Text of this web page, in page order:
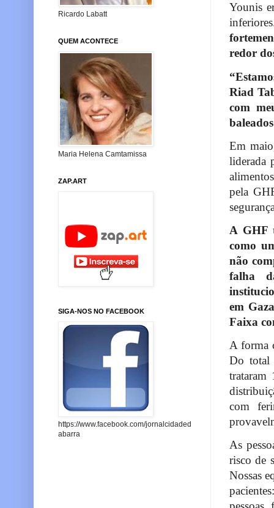
Younis
redor
Riad
com
Em
liderada
pela
A GHF
como
não
falha
em
Faixa
A forma
Do total
trataram
com
As
risco de
Nossas
Ricardo Labatt
QUEM ACONTECE
Maria Helena Camtamissa
ZAP.ART
SIGA-NOS NO FACEBOOK
https://www.facebook.com/jornalcidaded
abarra